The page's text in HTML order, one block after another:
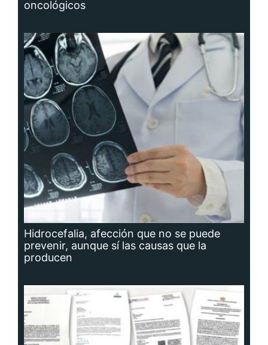
oncológicos
Hidrocefalia, afección que no se puede
prevenir, aunque sí las causas que la
producen